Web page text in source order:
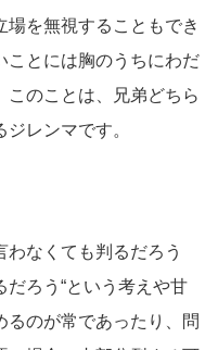
を無視することもでき
ことには胸のうちにわだ
このことは、兄弟どちら
レンマです。
なくても判るだろう
だろう“という考えや甘
るのが常であったり、問